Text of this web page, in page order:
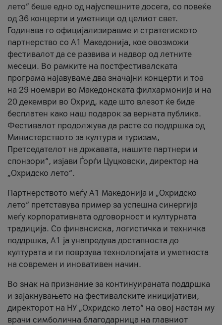
лето” беше едно од најуспешните досега, со повеќе
од 36 концерти и уметници од целиот свет.
Годинава го официјализиравме и стратегиското
партнерство со А1 Македонија, кое овозможи
фестивалот да се развива и надвор од летните
месеци. Во рамките на постфестивалската
програма најавуваме два значајни концерти и тоа
на 29 ноември во Македонската филхармонија и на
20 декември во Охрид, каде што влезот ќе биде
бесплатен како наш подарок за верната публика.
Фестивалот продолжува да расте со поддршка од
Министерството за култура и туризам,
Претседателот на државата, нашите партнери и
спонзори“, изјави Ѓорѓи Цуцковски, директор на
„Охридско лето“.
Партнерството меѓу A1 Македонија и „Охридско
лето“ претставува пример за успешна синергија
меѓу корпоративната одговорност и културната
традиција. Со финансиска, логистичка и техничка
поддршка, A1 ја унапредува достапноста до
културата и ги поврзува технологијата и уметноста
на современ и иновативен начин.
Во знак на признание за континуираната поддршка
и зајакнувањето на фестивалските иницијативи,
директорот на НУ „Охридско лето“ на овој настан му
врачи симболична благодарница на главниот